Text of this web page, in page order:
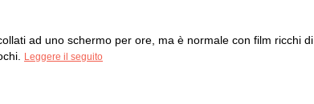
ad uno schermo per ore, ma è normale con film ricchi di
Leggere il seguito